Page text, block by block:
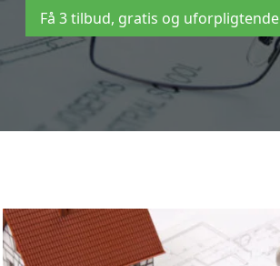
Få 3 tilbud, gratis og uforpligtende